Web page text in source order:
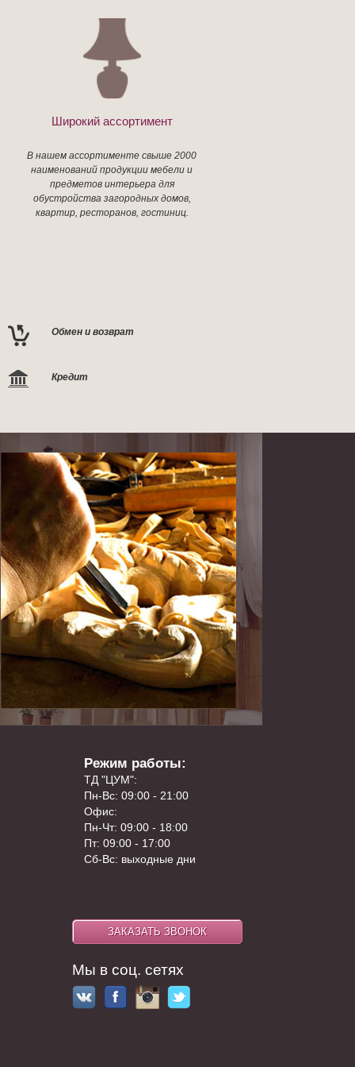
Широкий ассортимент
В нашем ассортименте свыше 2000
наименований продукции мебели и
предметов интерьера для
обустройства загородных домов,
квартир, ресторанов, гостиниц.
Обмен и возврат
Кредит
Режим работы:
ТД "ЦУМ":
Пн-Вс: 09:00 - 21:00
Офис:
Пн-Чт: 09:00 - 18:00
Пт: 09:00 - 17:00
Сб-Вс: выходные дни
Мы в соц. сетях